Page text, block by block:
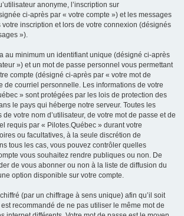
anonyme, l’inscription sur
ci-après par « votre compte ») et les messages
inscription et lors de votre connexion (désignés
»).
au minimum un identifiant unique (désigné ci-après
») et un mot de passe personnel vous permettant
compte (désigné ci-après par « votre mot de
de courriel personnelle. Les informations de votre
» sont protégées par les lois de protection des
le pays qui héberge notre serveur. Toutes les
votre nom d’utilisateur, de votre mot de passe et de
requis par « Pilotes.Québec » durant votre
ou facultatives, à la seule discrétion de
tous les cas, vous pouvez contrôler quelles
vous souhaitez rendre publiques ou non. De
de vous abonner ou non à la liste de diffusion du
option disponible sur votre compte.
(par un chiffrage à sens unique) afin qu’il soit
recommandé de ne pas utiliser le même mot de